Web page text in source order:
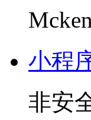
小程
非安